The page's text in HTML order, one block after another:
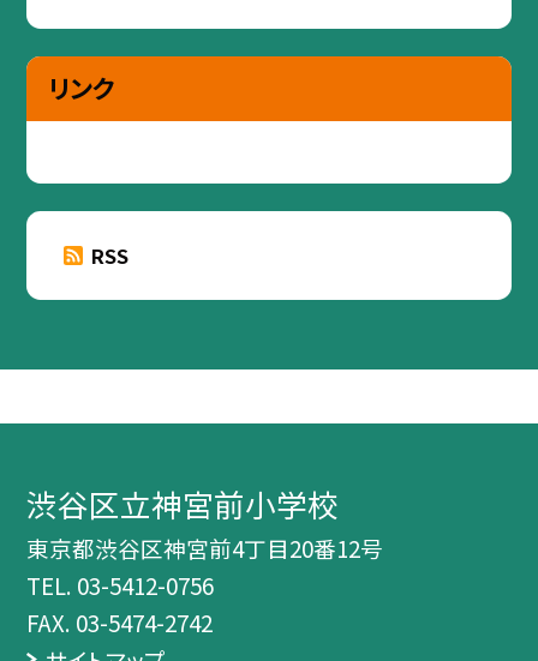
リンク
RSS
渋谷区立神宮前小学校
東京都渋谷区神宮前4丁目20番12号
TEL. 03-5412-0756
FAX. 03-5474-2742